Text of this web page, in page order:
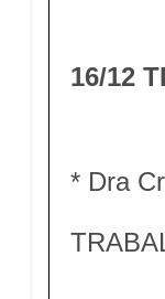
16/12
* Dra